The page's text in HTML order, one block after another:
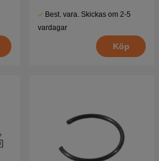
Best. vara. Skickas om 2-5
vardagar
Köp